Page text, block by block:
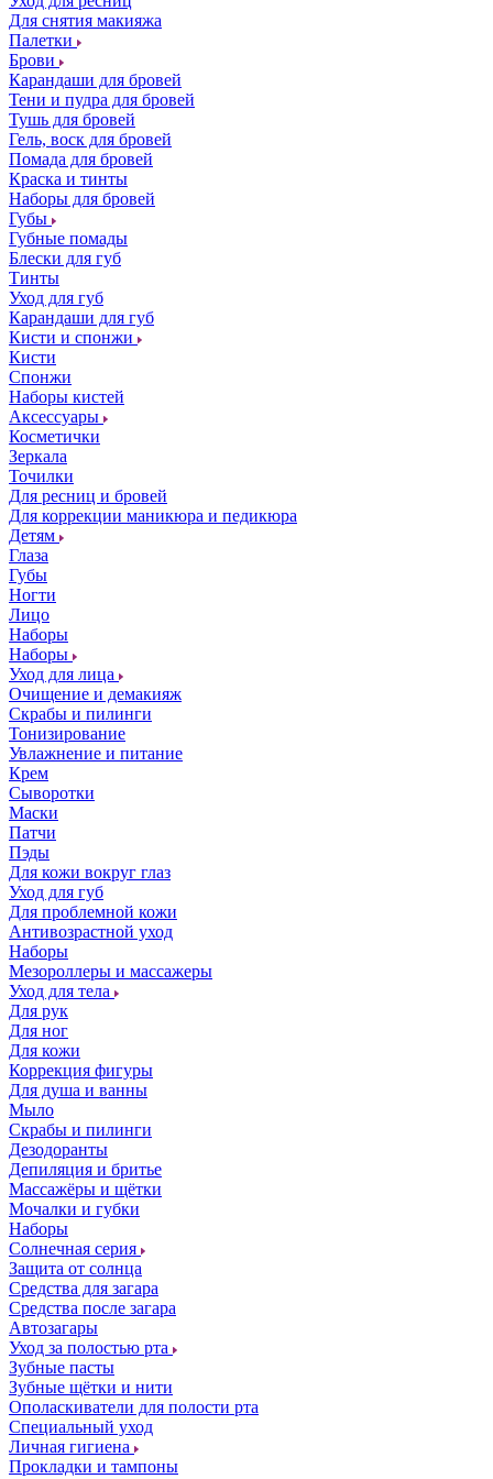
Для снятия макияжа
Палетки
Брови
Карандаши для бровей
Тени и пудра для бровей
Тушь для бровей
Гель, воск для бровей
Помада для бровей
Краска и тинты
Наборы для бровей
Губы
Губные помады
Блески для губ
Тинты
Уход для губ
Карандаши для губ
Кисти и спонжи
Кисти
Спонжи
Наборы кистей
Аксессуары
Косметички
Зеркала
Точилки
Для ресниц и бровей
Для коррекции маникюра и педикюра
Детям
Глаза
Губы
Ногти
Лицо
Наборы
Наборы
Уход для лица
Очищение и демакияж
Скрабы и пилинги
Тонизирование
Увлажнение и питание
Крем
Сыворотки
Маски
Патчи
Пэды
Для кожи вокруг глаз
Уход для губ
Для проблемной кожи
Антивозрастной уход
Наборы
Мезороллеры и массажеры
Уход для тела
Для рук
Для ног
Для кожи
Коррекция фигуры
Для душа и ванны
Мыло
Скрабы и пилинги
Дезодоранты
Депиляция и бритье
Массажёры и щётки
Мочалки и губки
Наборы
Солнечная серия
Защита от солнца
Средства для загара
Средства после загара
Автозагары
Уход за полостью рта
Зубные пасты
Зубные щётки и нити
Ополаскиватели для полости рта
Специальный уход
Личная гигиена
Прокладки и тампоны